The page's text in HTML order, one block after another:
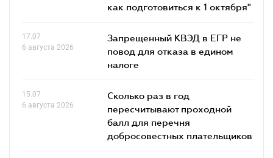
как подготовиться к 1 октября"
17.07
6 августа 2026
Запрещенный КВЭД в ЕГР не
повод для отказа в едином
налоге
15.07
6 августа 2026
Сколько раз в год
пересчитывают проходной
балл для перечня
добросовестных плательщиков